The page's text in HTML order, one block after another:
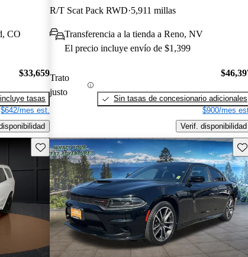
CO
$33,659
tasas
$642/mes est.
R/T Scat Pack RWD 5,911 millas
Transferencia a la tienda a Reno, NV
El precio incluye envío de $1,399
Trato
justo
Sin tasas de concesionario adicionales
$900/mes
Verif. disponibilidad
Guarda este Aviso